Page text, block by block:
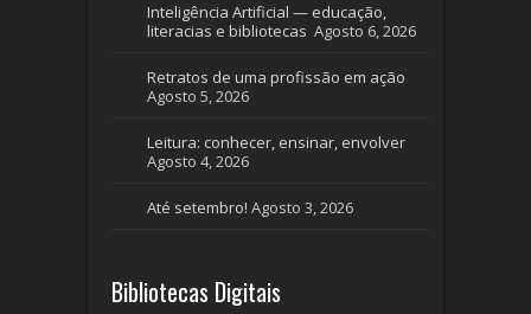
Inteligência Artificial — educação,
literacias e bibliotecas Agosto 6, 2026
Retratos de uma profissão em ação
Agosto 5, 2026
Leitura: conhecer, ensinar, envolver
Agosto 4, 2026
Até setembro! Agosto 3, 2026
Bibliotecas Digitais